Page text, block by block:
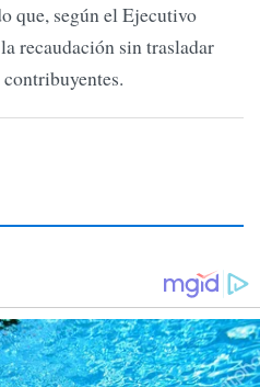
que, según el Ejecutivo
recaudación sin trasladar